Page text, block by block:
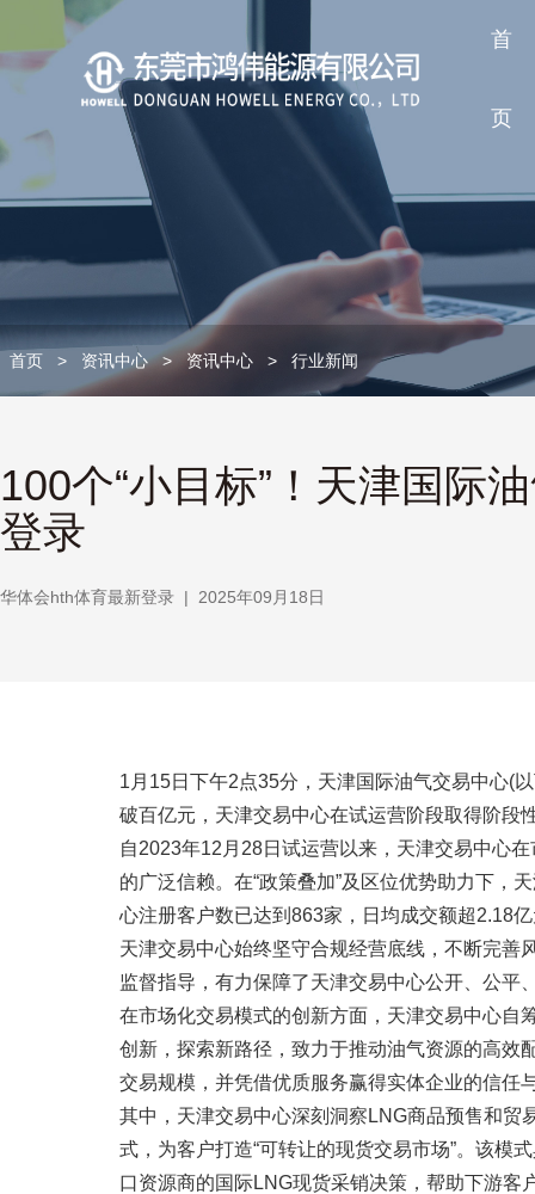
首
页
首页 > 资讯中心 > 资讯中心 > 行业新闻
100个“小目标”！天津国际
登录
华体会hth体育最新登录 | 2025年09月18日
1月15日下午2点35分，天津国际油气交易中心(
破百亿元，天津交易中心在试运营阶段取得阶段
自2023年12月28日试运营以来，天津交易中心
的广泛信赖。在“政策叠加”及区位优势助力下，
心注册客户数已达到863家，日均成交额超2.18
天津交易中心始终坚守合规经营底线，不断完善
监督指导，有力保障了天津交易中心公开、公平
在市场化交易模式的创新方面，天津交易中心自
创新，探索新路径，致力于推动油气资源的高效
交易规模，并凭借优质服务赢得实体企业的信任
其中，天津交易中心深刻洞察LNG商品预售和贸
式，为客户打造“可转让的现货交易市场”。该模
口资源商的国际LNG现货采销决策，帮助下游